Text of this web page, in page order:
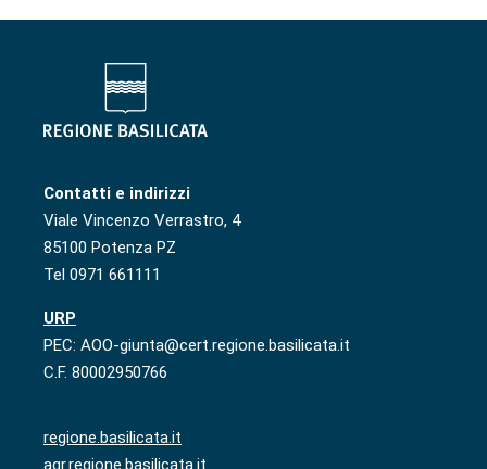
Contatti e indirizzi
Viale Vincenzo Verrastro, 4
85100 Potenza PZ
Tel 0971 661111
URP
PEC: AOO-giunta@cert.regione.basilicata.it
C.F. 80002950766
regione.basilicata.it
agr.regione.basilicata.it